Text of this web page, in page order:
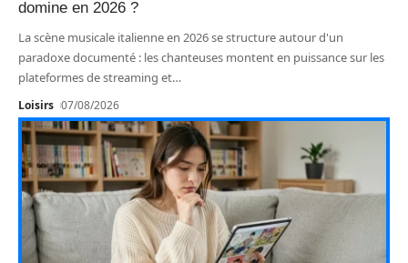
domine en 2026 ?
La scène musicale italienne en 2026 se structure autour d'un
paradoxe documenté : les chanteuses montent en puissance sur les
plateformes de streaming et…
Loisirs 07/08/2026